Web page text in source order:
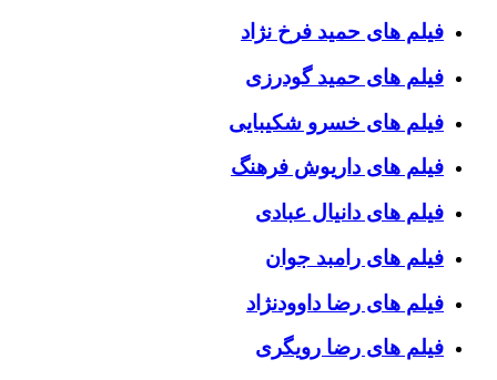
فیلم های حمید فرخ نژاد
فیلم های حمید گودرزی
فیلم های خسرو شکیبایی
فیلم های داریوش فرهنگ
فیلم های دانیال عبادی
فیلم های رامبد جوان
فیلم های رضا داوودنژاد
فیلم های رضا رویگری